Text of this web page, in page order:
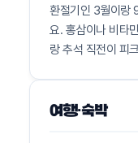
환절기인 3월이랑
요. 홍삼이나 비타
랑 추석 직전이 피
여행·숙박